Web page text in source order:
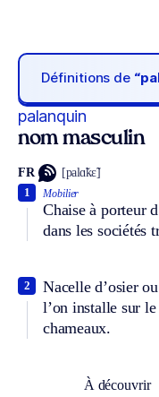
Définitions de
palanquin
nom masculin
FR [palɑ̃kɛ̃]
Mobilier
Chaise à porteur
dans les sociétés
1
Nacelle d’osier
l’on installe sur
chameaux.
2
À découvrir